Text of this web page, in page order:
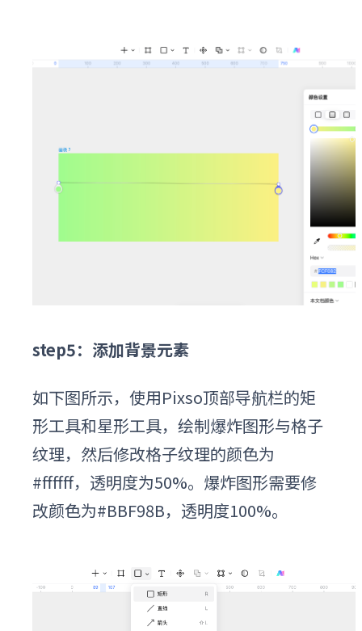
step5：添加背景元素
如下图所示，使用Pixso顶部导航栏的矩
形工具和星形工具，绘制爆炸图形与格子
纹理，然后修改格子纹理的颜色为
#ffffff，透明度为50%。爆炸图形需要修
改颜色为#BBF98B，透明度100%。